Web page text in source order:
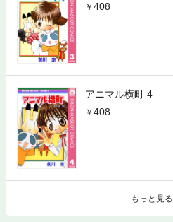
408
アニマル横町 4
408
もっと見る